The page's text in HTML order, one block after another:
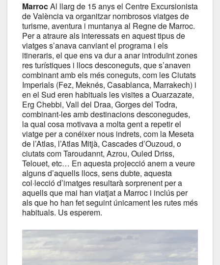
MarrocAl llarg de 15 anys el Centre Excursionista
de València va organitzar nombrosos viatges de
turisme, aventura i muntanya al Regne de Marroc.
Per a atraure als interessats en aquest tipus de
viatges s’anava canviant el programa i els
itineraris, el que ens va dur a anar introduïnt zones
res turístiques i llocs desconeguts, que s’anaven
combinant amb els més coneguts, com les Ciutats
Imperials (Fez, Meknés, Casablanca, Marrakech) i
en el Sud eren habituals les visites a Ouarzazate,
Erg Chebbi, Vall del Draa, Gorges del Todra,
combinant-les amb destinacions desconegudes,
la qual cosa motivava a molta gent a repetir el
viatge per a conéixer nous indrets, com la Meseta
de l’Atlas, l’Atlas Mitjà, Cascades d’Ouzoud, o
ciutats com Taroudannt, Azrou, Ouled Driss,
Telouet, etc… En aquesta projecció anem a veure
alguns d’aquells llocs, sens dubte, aquesta
col·lecció d’imatges resultarà sorprenent per a
aquells que mai han viatjat a Marroc i inclús per
als que ho han fet seguint únicament les rutes més
habituals. Us esperem.